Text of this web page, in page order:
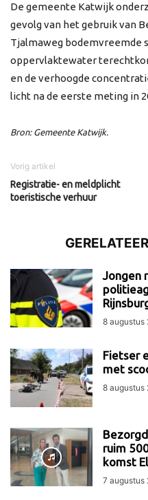
De gemeente Katwijk
gevolg van het gebruik van
Tjalmaweg bodemvreemde
oppervlaktewater
en de verhoogde
licht na de eerste meting in
Bron: Gemeente Katwijk.
Vorig artikel
Registratie- en meldplicht
toeristische verhuur
Jongen
8 augustus
Fietser
met
8 augustus
ruim
komst
7 augustus